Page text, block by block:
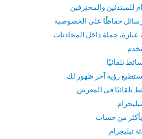
للمبتدئين والمحترفين